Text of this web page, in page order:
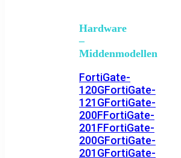
Hardware
–
Middenmodellen
FortiGate-
120GFortiGate-
121GFortiGate-
200FFortiGate-
201FFortiGate-
200GFortiGate-
201GFortiGate-